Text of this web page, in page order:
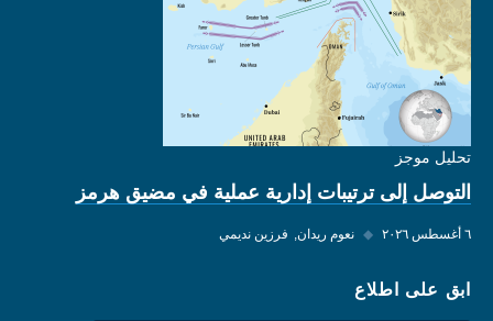
تحليل موجز
التوصل إلى ترتيبات إدارية عملية في مضيق هرمز
٦ أغسطس ٢٠٢٦ ◆ نعوم ريدان فرزين نديمي
ابق على اطلاع